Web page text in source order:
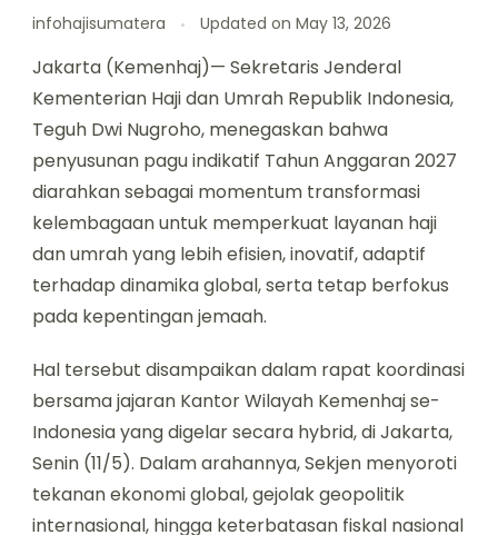
infohajisumatera Updated on May 13, 2026
Jakarta (Kemenhaj)— Sekretaris Jenderal
Kementerian Haji dan Umrah Republik Indonesia,
Teguh Dwi Nugroho, menegaskan bahwa
penyusunan pagu indikatif Tahun Anggaran 2027
diarahkan sebagai momentum transformasi
kelembagaan untuk memperkuat layanan haji
dan umrah yang lebih efisien, inovatif, adaptif
terhadap dinamika global, serta tetap berfokus
pada kepentingan jemaah.
Hal tersebut disampaikan dalam rapat koordinasi
bersama jajaran Kantor Wilayah Kemenhaj se-
Indonesia yang digelar secara hybrid, di Jakarta,
Senin (11/5). Dalam arahannya, Sekjen menyoroti
tekanan ekonomi global, gejolak geopolitik
internasional, hingga keterbatasan fiskal nasional